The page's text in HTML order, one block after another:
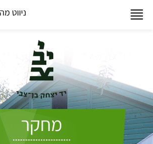
ניווט
מחקר